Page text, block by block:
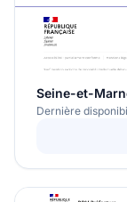
Seine-et-
Dernière